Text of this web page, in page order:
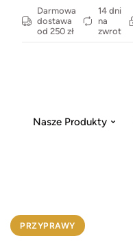
Darmowa
dostawa
od 250 zł
14 dni
na
zwrot
Nasze Produkty
PRZYPRAWY